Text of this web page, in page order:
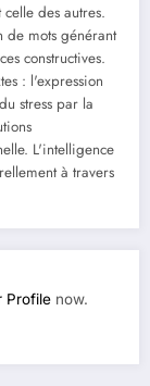
des autres.
de mots générant
constructives.
: l'expression
stress par la
L'intelligence
à travers
Profile now.